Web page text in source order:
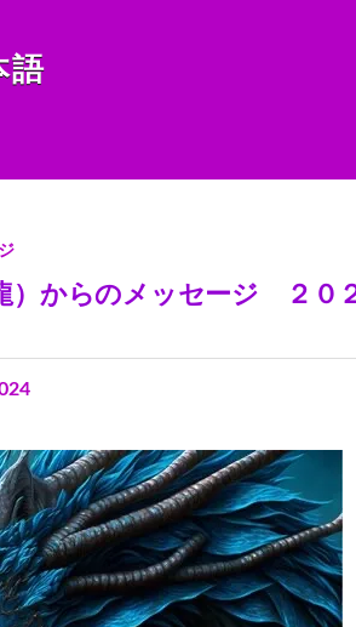
語
）からのメッセージ ２０